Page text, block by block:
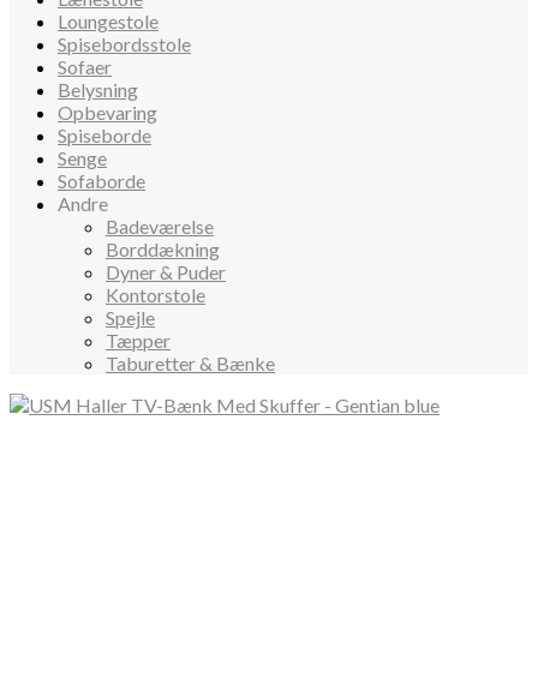
Loungestole
Spisebordsstole
Sofaer
Belysning
Opbevaring
Spiseborde
Senge
Sofaborde
Andre
Badeværelse
Borddækning
Dyner & Puder
Kontorstole
Spejle
Tæpper
Taburetter & Bænke